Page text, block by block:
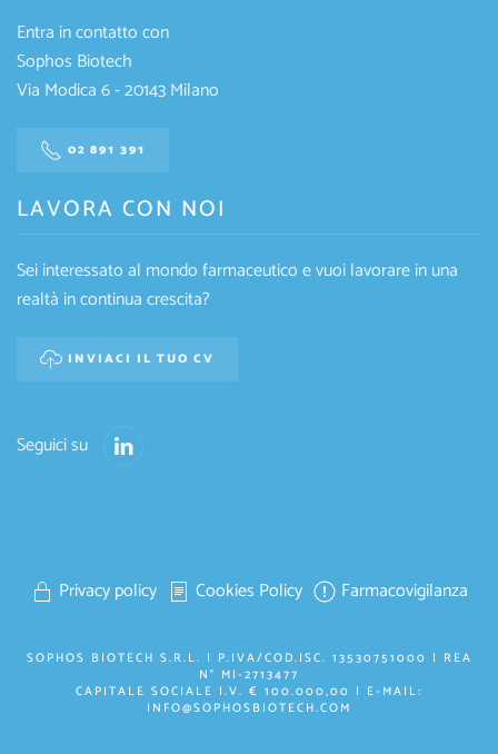
Entra in contatto con
Sophos Biotech
Via Modica 6 - 20143 Milano
02 891 391
LAVORA CON NOI
Sei interessato al mondo farmaceutico e vuoi lavorare in una
realtà in continua crescita?
INVIACI IL TUO CV
Seguici su
Privacy policy Cookies Policy Farmacovigilanza
SOPHOS BIOTECH S.R.L. | P.IVA/COD.ISC. 13530751000 | REA
N° MI-2713477
CAPITALE SOCIALE I.V. € 100.000,00 | E-MAIL:
INFO@SOPHOSBIOTECH.COM